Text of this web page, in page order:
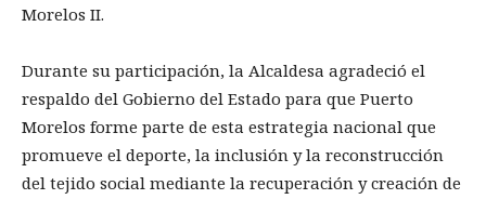
Morelos II.
Durante su participación, la Alcaldesa agradeció el
respaldo del Gobierno del Estado para que Puerto
Morelos forme parte de esta estrategia nacional que
promueve el deporte, la inclusión y la reconstrucción
del tejido social mediante la recuperación y creación de